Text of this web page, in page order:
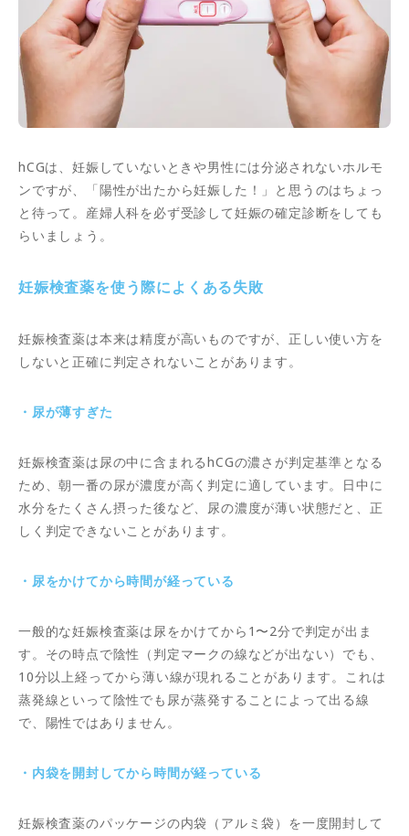
hCGは、妊娠していないときや男性には分泌されないホルモ
ンですが、「陽性が出たから妊娠した！」と思うのはちょっ
と待って。産婦人科を必ず受診して妊娠の確定診断をしても
らいましょう。
妊娠検査薬を使う際によくある失敗
妊娠検査薬は本来は精度が高いものですが、正しい使い方を
しないと正確に判定されないことがあります。
・尿が薄すぎた
妊娠検査薬は尿の中に含まれるhCGの濃さが判定基準となる
ため、朝一番の尿が濃度が高く判定に適しています。日中に
水分をたくさん摂った後など、尿の濃度が薄い状態だと、正
しく判定できないことがあります。
・尿をかけてから時間が経っている
一般的な妊娠検査薬は尿をかけてから1〜2分で判定が出ま
す。その時点で陰性（判定マークの線などが出ない）でも、
10分以上経ってから薄い線が現れることがあります。これは
蒸発線といって陰性でも尿が蒸発することによって出る線
で、陽性ではありません。
・内袋を開封してから時間が経っている
妊娠検査薬のパッケージの内袋（アルミ袋）を一度開封して